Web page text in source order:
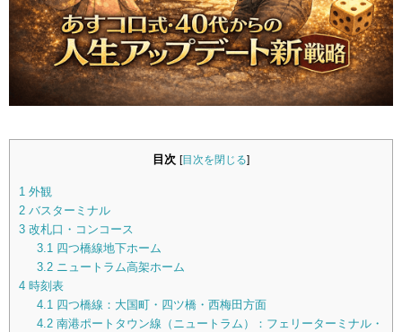
目次 [目次を閉じる]
1 外観
2 バスターミナル
3 改札口・コンコース
3.1四つ橋線地下ホーム
3.2ニュートラム高架ホーム
4 時刻表
4.1四つ橋線：大国町・四ツ橋・西梅田方面
4.2南港ポートタウン線（ニュートラム）：フェリーターミナル・